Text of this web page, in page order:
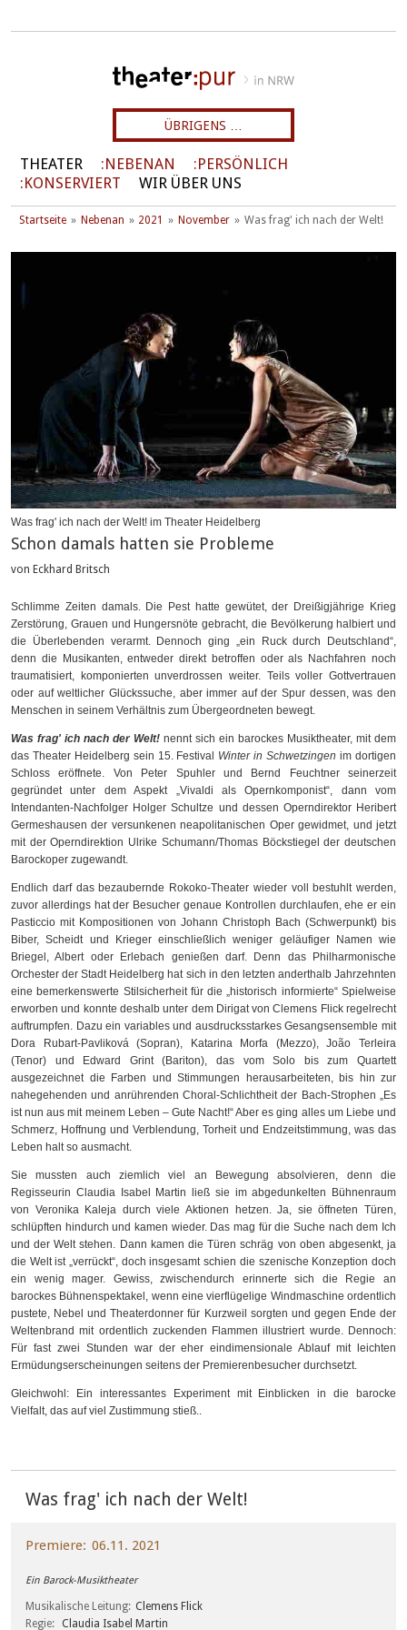
ÜBRIGENS …
THEATER NEBENAN
PERSÖNLICH
KONSERVIERT
WIR ÜBER UNS
Startseite Nebenan 2021 November Was frag' ich nach der Welt!
Was frag' ich nach der Welt! im Theater Heidelberg
Schon damals hatten sie Probleme
von Eckhard Britsch
Schlimme Zeiten damals. Die Pest hatte gewütet, der Dreißigjährige Krieg
Zerstörung, Grauen und Hungersnöte gebracht, die Bevölkerung halbiert und
die Überlebenden verarmt. Dennoch ging „ein Ruck durch Deutschland“,
denn die Musikanten, entweder direkt betroffen oder als Nachfahren noch
traumatisiert, komponierten unverdrossen weiter. Teils voller Gottvertrauen
oder auf weltlicher Glückssuche, aber immer auf der Spur dessen, was den
Menschen in seinem Verhältnis zum Übergeordneten bewegt.
Was frag' ich nach der Welt! nennt sich ein barockes Musiktheater, mit dem
das Theater Heidelberg sein 15. Festival Winter in Schwetzingen im dortigen
Schloss eröffnete. Von Peter Spuhler und Bernd Feuchtner seinerzeit
gegründet unter dem Aspekt „Vivaldi als Opernkomponist“, dann vom
Intendanten-Nachfolger Holger Schultze und dessen Operndirektor Heribert
Germeshausen der versunkenen neapolitanischen Oper gewidmet, und jetzt
mit der Operndirektion Ulrike Schumann/Thomas Böckstiegel der deutschen
Barockoper zugewandt.
Endlich darf das bezaubernde Rokoko-Theater wieder voll bestuhlt werden,
zuvor allerdings hat der Besucher genaue Kontrollen durchlaufen, ehe er ein
Pasticcio mit Kompositionen von Johann Christoph Bach (Schwerpunkt) bis
Biber, Scheidt und Krieger einschließlich weniger geläufiger Namen wie
Briegel, Albert oder Erlebach genießen darf. Denn das Philharmonische
Orchester der Stadt Heidelberg hat sich in den letzten anderthalb Jahrzehnten
eine bemerkenswerte Stilsicherheit für die „historisch informierte“ Spielweise
erworben und konnte deshalb unter dem Dirigat von Clemens Flick regelrecht
auftrumpfen. Dazu ein variables und ausdrucksstarkes Gesangsensemble mit
Dora Rubart-Pavliková (Sopran), Katarina Morfa (Mezzo), João Terleira
(Tenor) und Edward Grint (Bariton), das vom Solo bis zum Quartett
ausgezeichnet die Farben und Stimmungen herausarbeiteten, bis hin zur
nahegehenden und anrührenden Choral-Schlichtheit der Bach-Strophen „Es
ist nun aus mit meinem Leben – Gute Nacht!“ Aber es ging alles um Liebe und
Schmerz, Hoffnung und Verblendung, Torheit und Endzeitstimmung, was das
Leben halt so ausmacht.
Sie mussten auch ziemlich viel an Bewegung absolvieren, denn die
Regisseurin Claudia Isabel Martin ließ sie im abgedunkelten Bühnenraum
von Veronika Kaleja durch viele Aktionen hetzen. Ja, sie öffneten Türen,
schlüpften hindurch und kamen wieder. Das mag für die Suche nach dem Ich
und der Welt stehen. Dann kamen die Türen schräg von oben abgesenkt, ja
die Welt ist „verrückt“, doch insgesamt schien die szenische Konzeption doch
ein wenig mager. Gewiss, zwischendurch erinnerte sich die Regie an
barockes Bühnenspektakel, wenn eine vierflügelige Windmaschine ordentlich
pustete, Nebel und Theaterdonner für Kurzweil sorgten und gegen Ende der
Weltenbrand mit ordentlich zuckenden Flammen illustriert wurde. Dennoch:
Für fast zwei Stunden war der eher eindimensionale Ablauf mit leichten
Ermüdungserscheinungen seitens der Premierenbesucher durchsetzt.
Gleichwohl: Ein interessantes Experiment mit Einblicken in die barocke
Vielfalt, das auf viel Zustimmung stieß..
Was frag' ich nach der Welt!
Premiere 06.11. 2021
Ein Barock-Musiktheater
Musikalische Leitung
Clemens Flick
Regie
Claudia Isabel Martin